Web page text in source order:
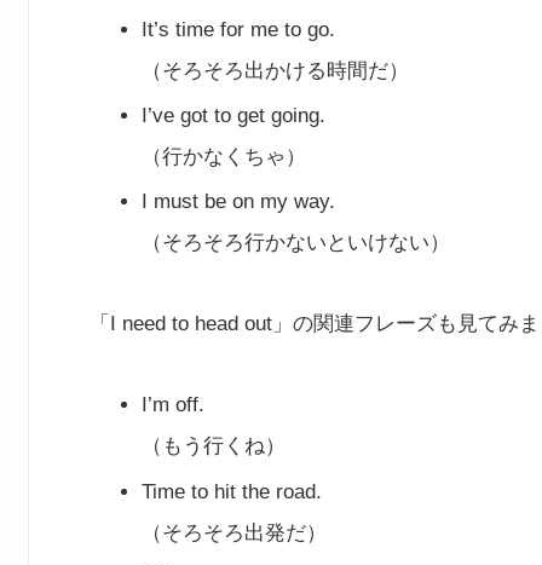
It’s time for me to go.
（そろそろ出かける時間だ）
I’ve got to get going.
（行かなくちゃ）
I must be on my way.
（そろそろ行かないといけない）
「I need to head out」の関連フレーズも見てみま
I’m off.
（もう行くね）
Time to hit the road.
（そろそろ出発だ）